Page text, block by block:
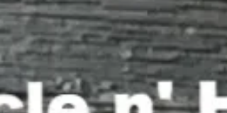
れているそうです。...